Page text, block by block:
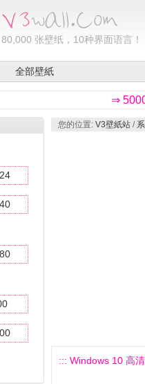
80,000 张壁纸，10种界面语言！
全部壁紙
⇒
您的位置: V3壁紙站 /
::: Windows 10 高